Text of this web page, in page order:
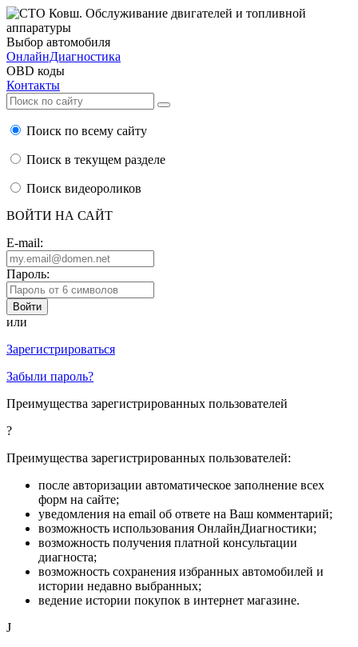
Выбор автомобиля
ОнлайнДиагностика
OBD коды
Контакты
Поиск по всему сайту
Поиск в текущем разделе
Поиск видеороликов
ВОЙТИ НА САЙТ
E-mail:
Пароль:
или
Зарегистрироваться
Забыли пароль?
Преимущества зарегистрированных пользователей
?
Преимущества зарегистрированных пользователей:
после авторизации автоматическое заполнение всех
форм на сайте;
уведомления на email об ответе на Ваш комментарий;
возможность использования ОнлайнДиагностики;
возможность получения платной консультации
диагноста;
возможность сохранения избранных автомобилей и
истории недавно выбранных;
ведение истории покупок в интернет магазине.
J